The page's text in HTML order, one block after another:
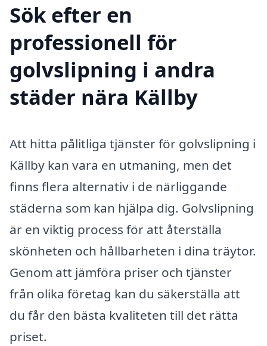
Sök efter en
professionell för
golvslipning i andra
städer nära Källby
Att hitta pålitliga tjänster för golvslipning i
Källby kan vara en utmaning, men det
finns flera alternativ i de närliggande
städerna som kan hjälpa dig. Golvslipning
är en viktig process för att återställa
skönheten och hållbarheten i dina träytor.
Genom att jämföra priser och tjänster
från olika företag kan du säkerställa att
du får den bästa kvaliteten till det rätta
priset.